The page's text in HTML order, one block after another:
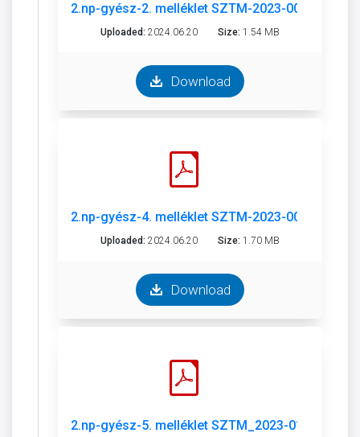
2.np-gyész-2. melléklet SZTM-2023-009-1.pdf
Uploaded: 2024.06.20 Size: 1.54 MB
Download
2.np-gyész-4. melléklet SZTM-2023-009-9.pdf
Uploaded: 2024.06.20 Size: 1.70 MB
Download
2.np-gyész-5. melléklet SZTM_2023-011-1.pdf